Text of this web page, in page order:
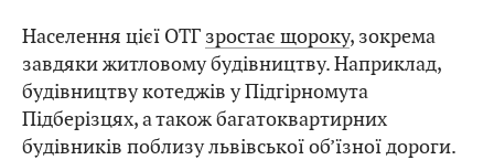
Населення цієї ОТГ зростає щороку, зокрема
завдяки житловому будівництву. Наприклад,
будівництву котеджів у Підгірномута
Підберізцях, а також багатоквартирних
будівників поблизу львівської об’їзної дороги.